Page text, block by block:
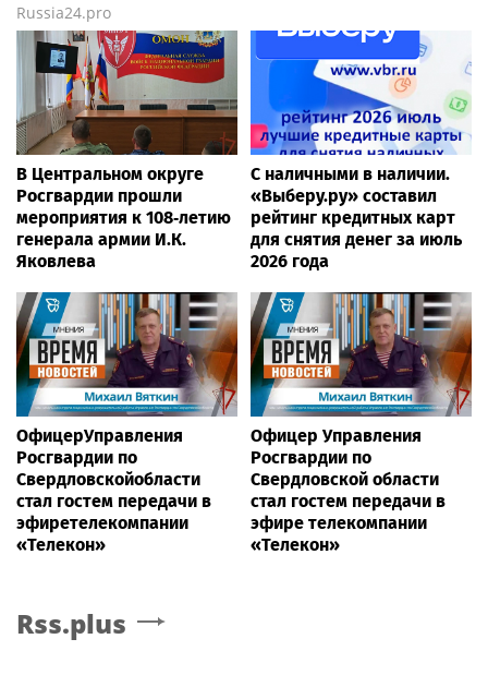
Russia24.pro
В Центральном округе
Росгвардии прошли
мероприятия к 108‑летию
генерала армии И.К.
Яковлева
С наличными в наличии.
«Выберу.ру» составил
рейтинг кредитных карт
для снятия денег за июль
2026 года
ОфицерУправления
Росгвардии по
Свердловскойобласти
стал гостем передачи в
эфиретелекомпании
«Телекон»
Офицер Управления
Росгвардии по
Свердловской области
стал гостем передачи в
эфире телекомпании
«Телекон»
Rss.plus